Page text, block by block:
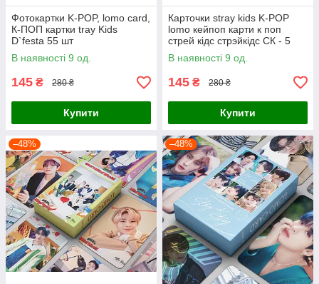
Фотокартки K-POP, lomo card,
К-ПОП картки tray Kids
D`festa 55 шт
В наявності 9 од.
145 ₴ 280 ₴
Купити
Карточки stray kids K-POP
lomo кейпоп карти к поп
стрей кідс стрэйкідс СК - 5
Star - 55 шт
В наявності 9 од.
145 ₴ 280 ₴
Купити
–48% –48%